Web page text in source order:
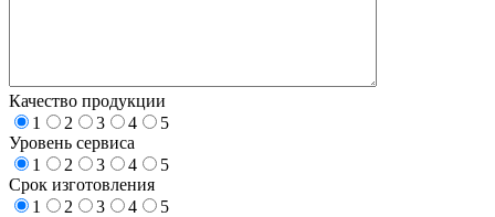
Качество продукции
1
2 3 4
5
Уровень сервиса
1
2 3 4
5
Срок изготовления
1
2 3 4
5